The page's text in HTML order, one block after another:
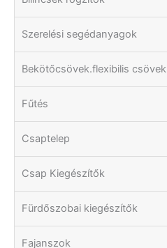
Szerelési segédanyagok
Bekötőcsövek.flexibilis csövek
Fűtés
Csaptelep
Csap Kiegészítők
Fürdőszobai kiegészítők
Fajanszok